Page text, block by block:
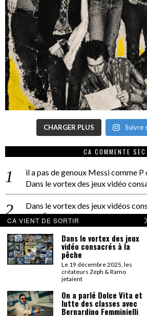
CHARGER PLUS Suivre
CA COMMENTE SEC
il a pas de genoux Messi comme P
Dans le vortex des jeux vidéo
Dans le vortex des jeux vidéos
PACÔME THIELLEMENT
La séance d’Hip Gnose
La Patrie
dans
On a parlé Dolce Vita et lutte des
Bernardino Femminielli
carte noire negra à l'o tiededans
On a parlé Dolce Vita et lutte des
CA VIENT DE SORTIR
Dans le vortex des jeux
vidéo consacrés à la
pêche
Le 19 décembre 2025, les
créateurs Zeph & Ramo
jetaient
On a parlé Dolce Vita et
lutte des classes avec
Bernardino Femminielli